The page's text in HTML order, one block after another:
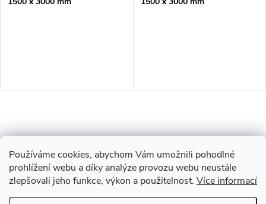
Používáme cookies, abychom Vám umožnili pohodlné
prohlížení webu a díky analýze provozu webu neustále
zlepšovali jeho funkce, výkon a použitelnost. Více informací
O
v
l
á